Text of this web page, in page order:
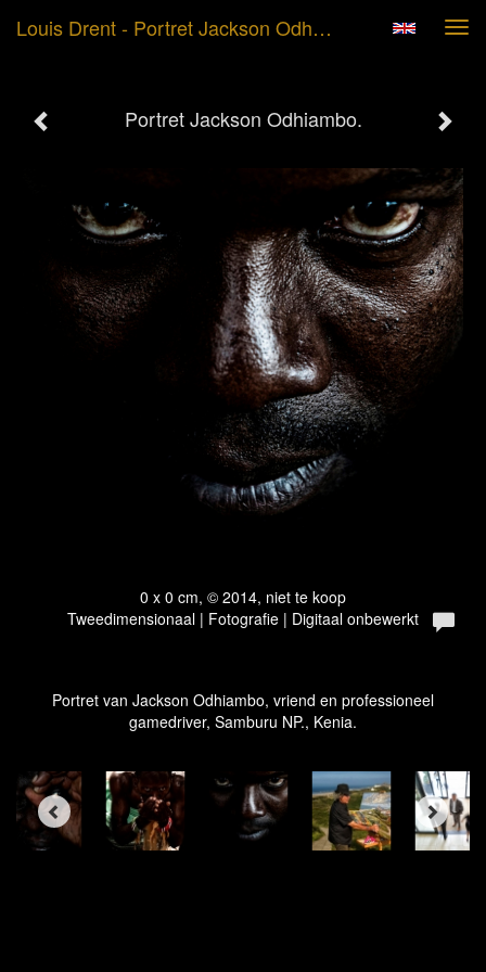
Louis Drent - Portret Jackson Odhiambo.
Portret Jackson Odhiambo.
0 x 0 cm, © 2014, niet te koop
Tweedimensionaal | Fotografie | Digitaal onbewerkt
Portret van Jackson Odhiambo, vriend en professioneel
gamedriver, Samburu NP., Kenia.